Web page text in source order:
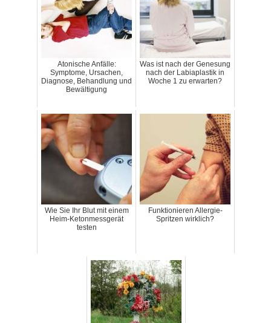
Atonische Anfälle:
Symptome, Ursachen,
Diagnose, Behandlung und
Bewältigung
Was ist nach der Genesung
nach der Labiaplastik in
Woche 1 zu erwarten?
Wie Sie Ihr Blut mit einem
Heim-Ketonmessgerät
testen
Funktionieren Allergie-
Spritzen wirklich?